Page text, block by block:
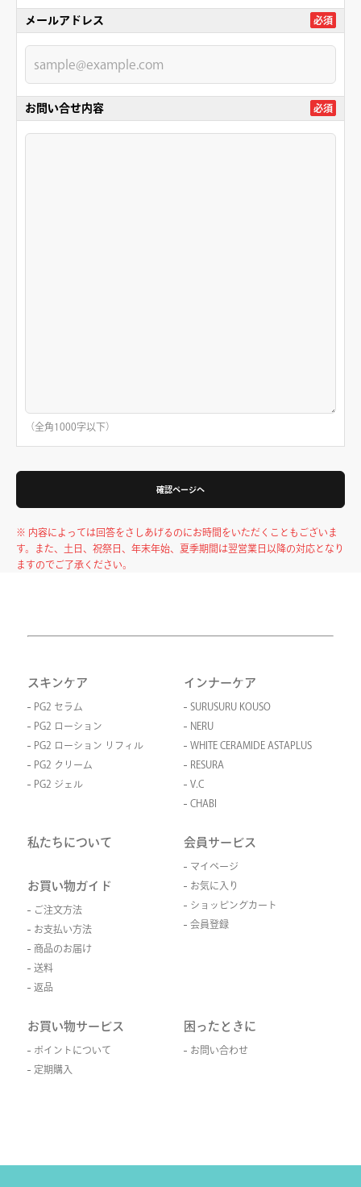
メールアドレス 必須
お問い合せ内容 必須
（全角1000字以下）
確認ページへ
※ 内容によっては回答をさしあげるのにお時間をいただくこともございま
す。また、土日、祝祭日、年末年始、夏季期間は翌営業日以降の対応となり
ますのでご了承ください。
スキンケア
PG2 セラム
PG2 ローション
PG2 ローション リフィル
PG2 クリーム
PG2 ジェル
インナーケア
SURUSURU KOUSO
NERU
WHITE CERAMIDE ASTAPLUS
RESURA
V.C
CHABI
私たちについて
お買い物ガイド
ご注文方法
お支払い方法
商品のお届け
送料
返品
お買い物サービス
ポイントについて
定期購入
会員サービス
マイページ
お気に入り
ショッピングカート
会員登録
困ったときに
お問い合わせ